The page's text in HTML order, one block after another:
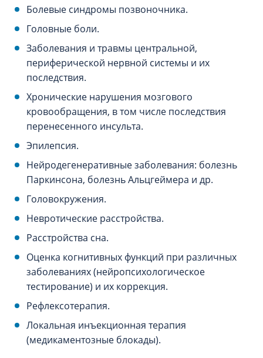
Болевые синдромы позвоночника.
Головные боли.
Заболевания и травмы центральной,
периферической нервной системы и их
последствия.
Хронические нарушения мозгового
кровообращения, в том числе последствия
перенесенного инсульта.
Эпилепсия.
Нейродегенеративные заболевания: болезнь
Паркинсона, болезнь Альцгеймера и др.
Головокружения.
Невротические расстройства.
Расстройства сна.
Оценка когнитивных функций при различных
заболеваниях (нейропсихологическое
тестирование) и их коррекция.
Рефлексотерапия.
Локальная инъекционная терапия
(медикаментозные блокады).